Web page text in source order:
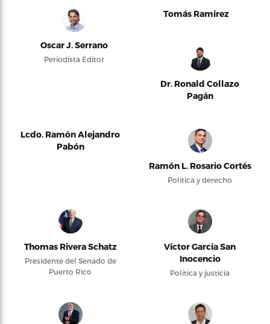
Oscar J. Serrano
Periodista Editor
Tomás Ramírez
Dr. Ronald Collazo
Pagán
Lcdo. Ramón Alejandro
Pabón
Ramón L. Rosario Cortés
Política y derecho
Thomas Rivera Schatz
Presidente del Senado de
Puerto Rico
Víctor García San
Inocencio
Política y justicia